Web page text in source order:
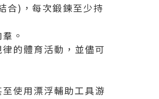
合)，每次鍛鍊至少持
。
的體育活動，並儘可
使用漂浮輔助工具游